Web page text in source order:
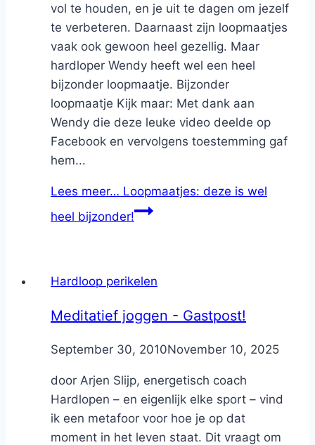
vol te houden, en je uit te dagen om jezelf
te verbeteren. Daarnaast zijn loopmaatjes
vaak ook gewoon heel gezellig. Maar
hardloper Wendy heeft wel een heel
bijzonder loopmaatje. Bijzonder
loopmaatje Kijk maar: Met dank aan
Wendy die deze leuke video deelde op
Facebook en vervolgens toestemming gaf
hem...
Lees meer… Loopmaatjes: deze is wel
heel bijzonder!
Hardloop perikelen
Meditatief joggen - Gastpost!
ByNicole
September 30, 2010November 10, 2025
door Arjen Slijp, energetisch coach
Hardlopen – en eigenlijk elke sport – vind
ik een metafoor voor hoe je op dat
moment in het leven staat. Dit vraagt om